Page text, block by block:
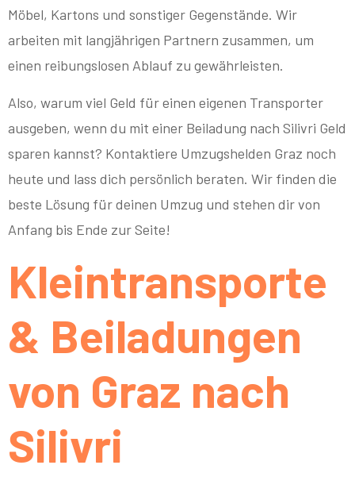
Möbel, Kartons und sonstiger Gegenstände. Wir
arbeiten mit langjährigen Partnern zusammen, um
einen reibungslosen Ablauf zu gewährleisten.
Also, warum viel Geld für einen eigenen Transporter
ausgeben, wenn du mit einer Beiladung nach Silivri Geld
sparen kannst? Kontaktiere Umzugshelden Graz noch
heute und lass dich persönlich beraten. Wir finden die
beste Lösung für deinen Umzug und stehen dir von
Anfang bis Ende zur Seite!
Kleintransporte
& Beiladungen
von Graz nach
Silivri